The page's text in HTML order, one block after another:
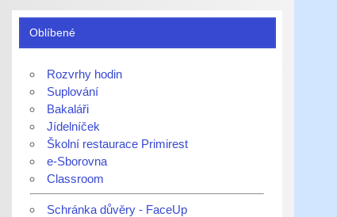
Oblíbené
Rozvrhy hodin
Suplování
Bakaláři
Jídelníček
Školní restaurace Primirest
e-Sborovna
Classroom
Schránka důvěry - FaceUp